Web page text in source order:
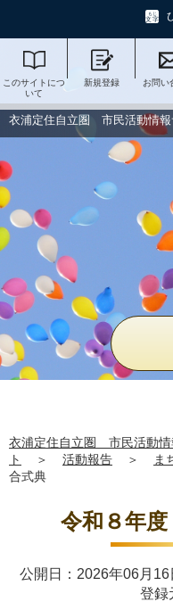
このサイトにつ
いて
新規登録 お問い
衣浦定住自立圏 市民活動情
衣浦定住自立圏 市民活動
ト
＞ 活動報告 ＞ ま
合式典
令和８年
公開日：2026年06月
登録